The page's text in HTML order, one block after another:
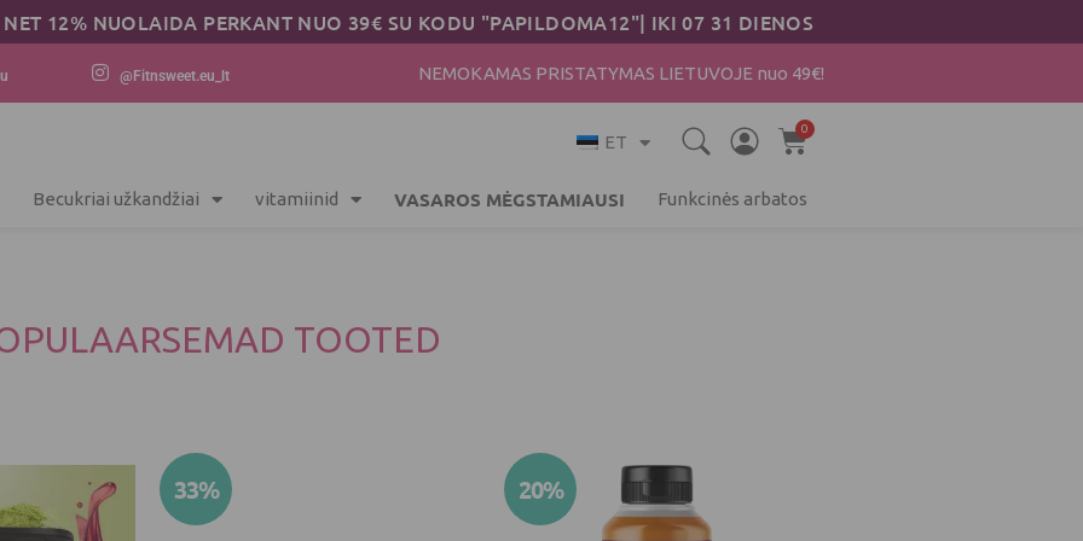
12% NUOLAIDA PERKANT NUO 39€ SU KODU "PAPILDOMA12"| IKI 07 31 DIENOS
@Fitnsweet.eu_lt NEMOKAMAS PRISTATYMAS LIETUVOJE nuo 49€!
ET
0
Cart
Becukriai užkandžiai vitamiinid VASAROS MĖGSTAMIAUSI Funkcinės arbatos
TOOTED
33%
This
product
20%Algne
hind
oli:
Current
is:
7.98 €.